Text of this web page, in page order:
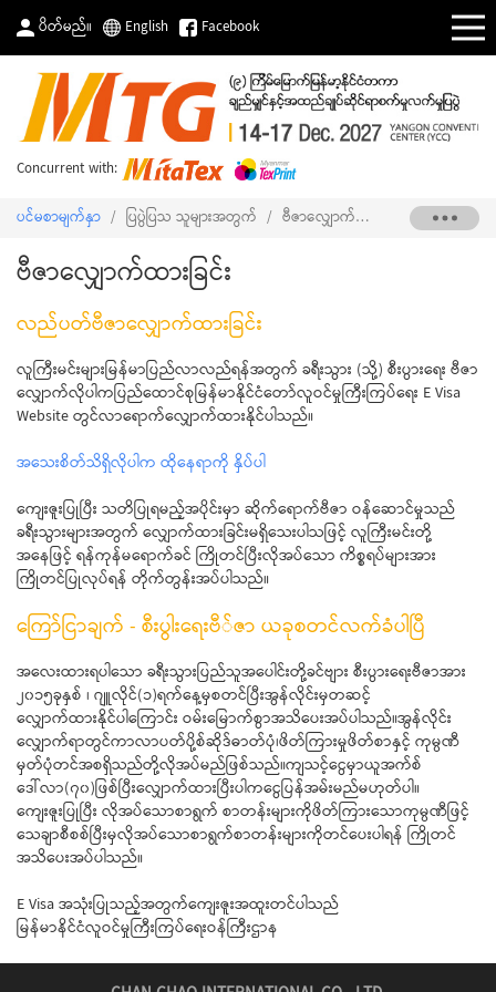
ပိတ်မည်။ English Facebook
Concurrent with:
ပင်မစာမျက်နှာ / ပြပွဲပြသ သူများအတွက် / ဗီဇာလျှောက်ထားခြင်း
ဗီဇာလျှောက်ထားခြင်း
လည်ပတ်ဗီဇာလျှောက်ထားခြင်း
လူကြီးမင်းများမြန်မာပြည်လာလည်ရန်အတွက် ခရီးသွား (သို့) စီးပွားရေး ဗီဇာ
လျှောက်လိုပါကပြည်ထောင်စုမြန်မာနိုင်ငံတော်လူဝင်မှုကြီးကြပ်ရေး E Visa
Website တွင်လာရောက်လျှောက်ထားနိုင်ပါသည်။
အသေးစိတ်သိရှိလိုပါက ထိုနေရာကို နှိပ်ပါ
ကျေးဇူးပြုပြီး သတိပြုရမည့်အပိုင်းမှာ ဆိုက်ရောက်ဗီဇာ ဝန်ဆောင်မှုသည်
ခရီးသွားများအတွက် လျှောက်ထားခြင်းမရှိသေးပါသဖြင့် လူကြီးမင်းတို့
အနေဖြင့် ရန်ကုန်မရောက်ခင် ကြိုတင်ပြီးလိုအပ်သော ကိစ္စရပ်များအား
ကြိုတင်ပြုလုပ်ရန် တိုက်တွန်းအပ်ပါသည်။
ကြော်ငြာချက် - စီးပွါးရေးဗီ်ဇာ ယခုစတင်လက်ခံပါပြီ
အလေးထားရပါသော ခရီးသွားပြည်သူအပေါင်းတို့ခင်ဗျား စီးပွားရေးဗီဇာအား
၂၀၁၅ခုနှစ် ၊ ဂျူလိုင်(၁)ရက်နေ့မှစတင်ပြီးအွန်လိုင်းမှတဆင့်
လျှောက်ထားနိုင်ပါကြောင်း ဝမ်းမြောက်စွာအသိပေးအပ်ပါသည်။အွန်လိုင်း
လျှောက်ရာတွင်ကာလာပတ်ပို့စ်ဆိုဒ်ဓာတ်ပုံ၊ဖိတ်ကြားမှုဖိတ်စာနှင့် ကုမ္ပဏီ
မှတ်ပုံတင်အစရှိသည်တို့လိုအပ်မည်ဖြစ်သည်။ကျသင့်ငွေမှာယူအက်စ်
ဒေါ်လာ(၇၀)ဖြစ်ပြီးလျှောက်ထားပြီးပါကငွေပြန်အမ်းမည်မဟုတ်ပါ။
ကျေးဇူးပြုပြီး လိုအပ်သောစာရွက် စာတန်းများကိုဖိတ်ကြားသောကုမ္ပဏီဖြင့်
သေချာစီစစ်ပြီးမှလိုအပ်သောစာရွက်စာတန်းများကိုတင်ပေးပါရန် ကြိုတင်
အသိပေးအပ်ပါသည်။
E Visa အသုံးပြုသည့်အတွက်ကျေးဇူးအထူးတင်ပါသည်
မြန်မာနိင်ငံလူဝင်မှုကြီးကြပ်ရေးဝန်ကြီးဌာန